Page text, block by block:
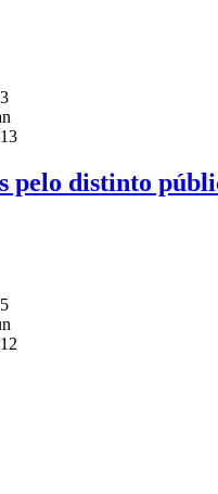
pelo distinto